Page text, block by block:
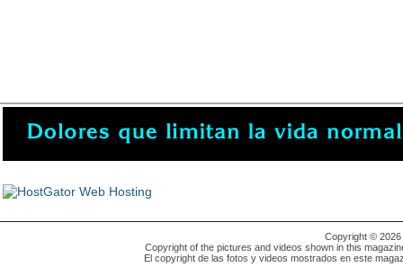
Copyright © 2026
Copyright of the pictures and videos shown in this
El copyright de las fotos y videos mostrados en este